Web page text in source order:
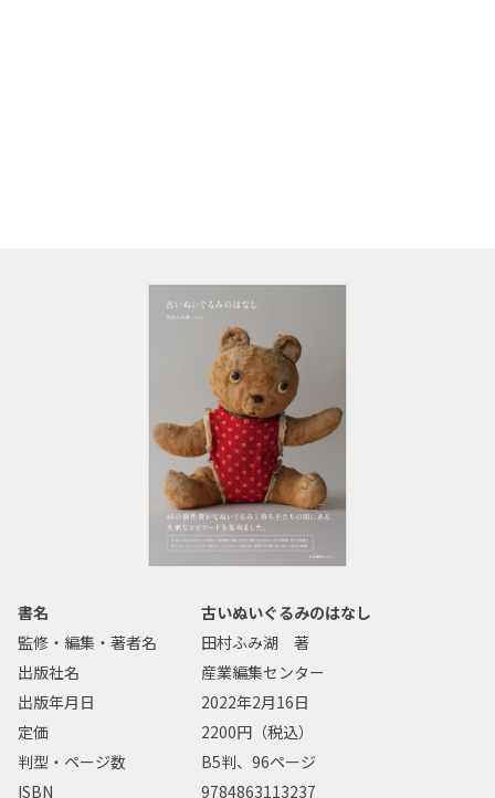
書名
古いぬいぐるみのはなし
監修・編集・著者名
田村ふみ湖 著
出版社名
産業編集センター
出版年月日
2022年2月16日
定価
2200円（税込）
判型・ページ数
B5判、96ページ
ISBN
9784863113237